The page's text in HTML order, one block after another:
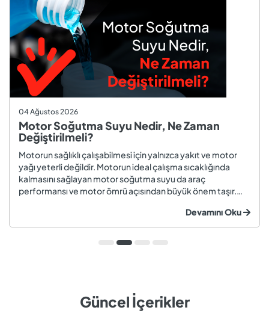
04 Ağustos 2026
Motor Soğutma Suyu Nedir, Ne Zaman
Değiştirilmeli?
Motorun sağlıklı çalışabilmesi için yalnızca yakıt ve motor
yağı yeterli değildir. Motorun ideal çalışma sıcaklığında
kalmasını sağlayan motor soğutma suyu da araç
performansı ve motor ömrü açısından büyük önem taşır.
değiştirilmeyen soğutma suyu; hararet, korozyon, motor
arızaları ve yüksek onarım ma...
Devamını Oku
Güncel İçerikler